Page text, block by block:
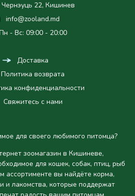
Чернэуць 22, Кишинев
info@zooland.md
- Вс: 09:00 - 20:00
Доставка
Политика возврата
конфиденциальности
Свяжитесь с нами
для своего любимого питомца?
зоомагазин в Кишиневе,
для кошек, собак, птиц, рыб
ассортименте вы найдёте корма,
и лакомства, которые поддержат